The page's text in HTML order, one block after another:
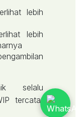
lebih
lebih
selalu
tercatat